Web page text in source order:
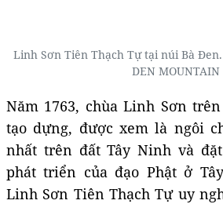
Linh Sơn Tiên Thạch Tự tại núi Bà
DEN MOUNTAIN
Năm 1763, chùa Linh Sơn
tạo dựng, được xem là ngôi
nhất trên đất Tây Ninh và
phát triển của đạo Phật ở
Linh Sơn Tiên Thạch Tự uy